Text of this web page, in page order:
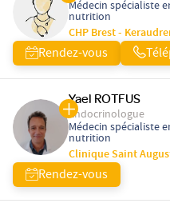
Médecin spécialiste
nutrition
CHP Brest -
Rendez-vous
Yael ROTFUS
Endocrinologue
Médecin spécialiste
nutrition
Clinique Saint
Rendez-vous